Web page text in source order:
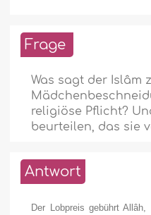
Frage
Was sagt der Islâm
religiöse Pflicht?
beurteilen, das sie
Antwort
Der Lobpreis gebührt